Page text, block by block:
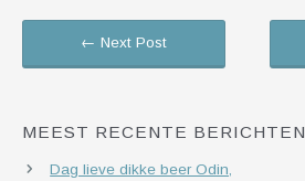
← Next Post
MEEST RECENTE BERICHTEN
Dag lieve dikke beer Odin,